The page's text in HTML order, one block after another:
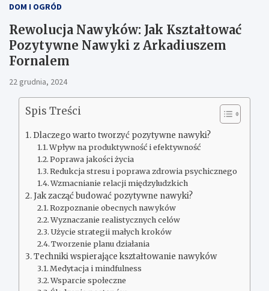
DOM I OGRÓD
Rewolucja Nawyków: Jak Kształtować
Pozytywne Nawyki z Arkadiuszem
Fornalem
22 grudnia, 2024
Spis Treści
Dlaczego warto tworzyć pozytywne nawyki?
Wpływ na produktywność i efektywność
Poprawa jakości życia
Redukcja stresu i poprawa zdrowia psychicznego
Wzmacnianie relacji międzyludzkich
Jak zacząć budować pozytywne nawyki?
Rozpoznanie obecnych nawyków
Wyznaczanie realistycznych celów
Użycie strategii małych kroków
Tworzenie planu działania
Techniki wspierające kształtowanie nawyków
Medytacja i mindfulness
Wsparcie społeczne